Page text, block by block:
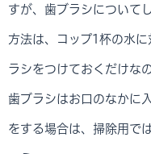
すが、歯ブラシについて
方法は、コップ1杯の水
ラシをつけておくだけな
歯ブラシはお口のなかに
をする場合は、掃除用で